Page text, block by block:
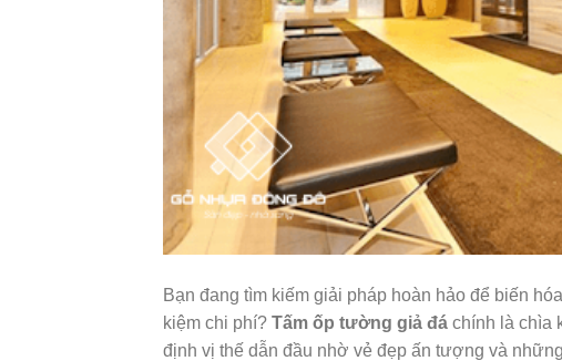
Bạn đang tìm kiếm giải pháp hoàn hảo để biến
kiệm chi phí? Tấm ốp tường giả đá chính là chìa
định vị thế dẫn đầu nhờ vẻ đẹp ấn tượng và những